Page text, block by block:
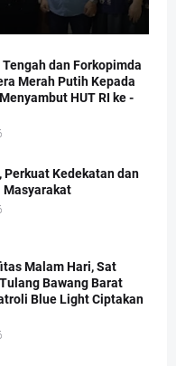
dan Forkopimda
Merah Putih Kepada
HUT RI ke -
Perkuat Kedekatan dan
Masyarakat
Malam Hari, Sat
Bawang Barat
Blue Light Ciptakan